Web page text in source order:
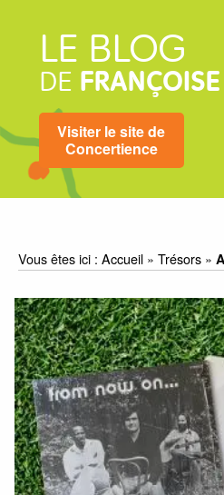
LE BLOG
DE
Visiter le site de
Concertience
Vous êtes ici :Accueil »Trésors »